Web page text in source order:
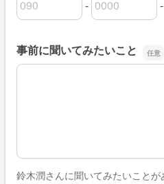
連絡先の市外局番
-
連絡先の市内局番 -
連絡先の加入者番号
事前に聞いてみたいこと
事前に聞いてみたいこと
鈴木潤さんに聞いてみたいことが